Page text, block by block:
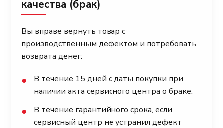
качества (брак)
Вы вправе вернуть товар с
производственным дефектом и потребовать
возврата денег:
●
В течение 15 дней с даты покупки при
наличии акта сервисного центра о браке.
●
В течение гарантийного срока, если
сервисный центр не устранил дефект